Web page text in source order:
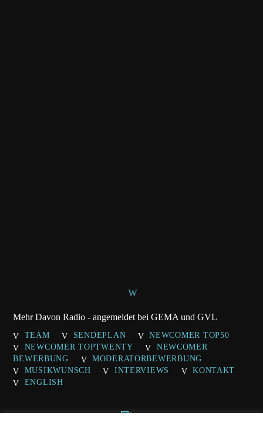
Mehr Davon Radio - angemeldet bei GEMA und GVL
TEAM SENDEPLAN
NEWCOMER TOP50
NEWCOMER TOPTWENTY
NEWCOMER
BEWERBUNG
MODERATORBEWERBUNG
MUSIKWUNSCH
INTERVIEWS
KONTAKT
ENGLISH